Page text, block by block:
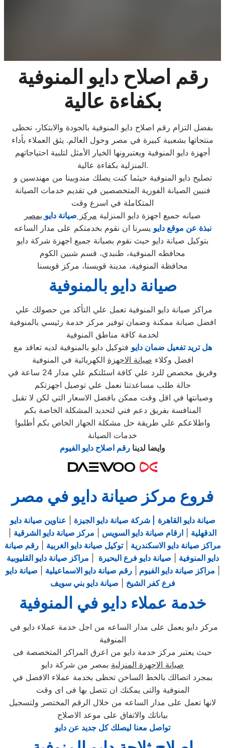
رقم اصلاح دايو المنوفية
بكفاءة عالية
بفضل التزام رقم اصلاح دايو المنوفية بالجودة والابتكار، تحظى
منتجاتها بشعبية كبيرة في مصر وحول العالم. يثق العملاء بأداء
أجهزة دايو المنوفية ويعتبرونها الخيار الأمثل لتلبية احتياجاتهم
المنزلية بكفاءة عالية.
تصليح دايو المنوفية حيثما كنت يصلك مندوبينا من مهندسين و
فنيين الصيانة الفورية المتخصصين في تقديم خدمات الصيانة
المتكاملة في اسرع وقت
صيانه جميع اجهزة دايو المنزلية مركز صيانة دايو بمصر
نبذة عن موقع دايو يسرنا ان نقوم بخدمتكم على مدار الساعه
بتوكيل صيانة دايو حيث نقوم بصيانة جميع اجهزة شركة دايو
محافظه المنوفية، طنبدي، قسم شبين الكوم
محافظة المنوفية، مدينة قويسنا، مركز قويسنا
صيانة دايو بالمنوفية
افضل صيانة ممكنة وضمان توفير مركز خدمة رئيسي بالمنوفية
لخدمة كافة مناطق المنوفية
هل تريد تفعيل ضمان دايو فتوكيل دايو بالمنوفية لديه تعاقد مع
افضل وكلاء صيانة الاجهزة الكهربائية في المنوفية
وفريق مخصص للرد علي كافة اسئلتكم علي مدار 24 ساعة في
حالة طلب مساعدتنا نعمل علي توصيل اجهزتكم
وصيانتها في اقل وقت ممكن بافضل الاسعار التي لكن لا تقبل
المنافسة بفريق دعم فني لتحديد المشكلة الخاصة بكم
واطلاعكم علي طريقة حل مشكلة الجهاز الخاص بكم أطلبوا
خدمات الصيانة
وايضا لدينا رقم اصلاح دايو الفيوم
فروع مركز صيانة دايو في مصر
صيانة دايو القاهرة | شركة صيانة دايو الجيزة
عناوين صيانة دايو
الدقهلية
ارقام صيانة دايو السويس مركز صيانة دايو الشرقية
مراكز صيانة دايو الاسكندرية |توكيل صيانة دايو الغربية |رقم صيانة
دايو المنوفية
صيانة دايو فرع البحيرة
مراكز صيانة دايو القليوبية
مراكز صيانة دايو الفيوم |رقم صيانة دايو الاسماعيلية
صيانة دايو
فرع كفر الشيخ
صيانة دايو بني سويف
خدمة عملاء دايو في المنوفية
المنوفية
حيث يعتبر مركز خدمة دايو من اعرق المراكز المتخصصة فى
صيانة الاجهزة المنزلية بمصر من شركة دايو
بمجرد اتصالك بالخط الساخن تحظى بخدمة عملاء الافضل في
المنوفية والتى يمكنك ان تتصل بها فى اى وقت
لانها تعمل على مدار الساعه من خلال الرقم المختصر ولتسجيل
بياناتك والاتفاق على موعد الاصلاح
تواصل معنا ليصلك كل جديد عن دايو